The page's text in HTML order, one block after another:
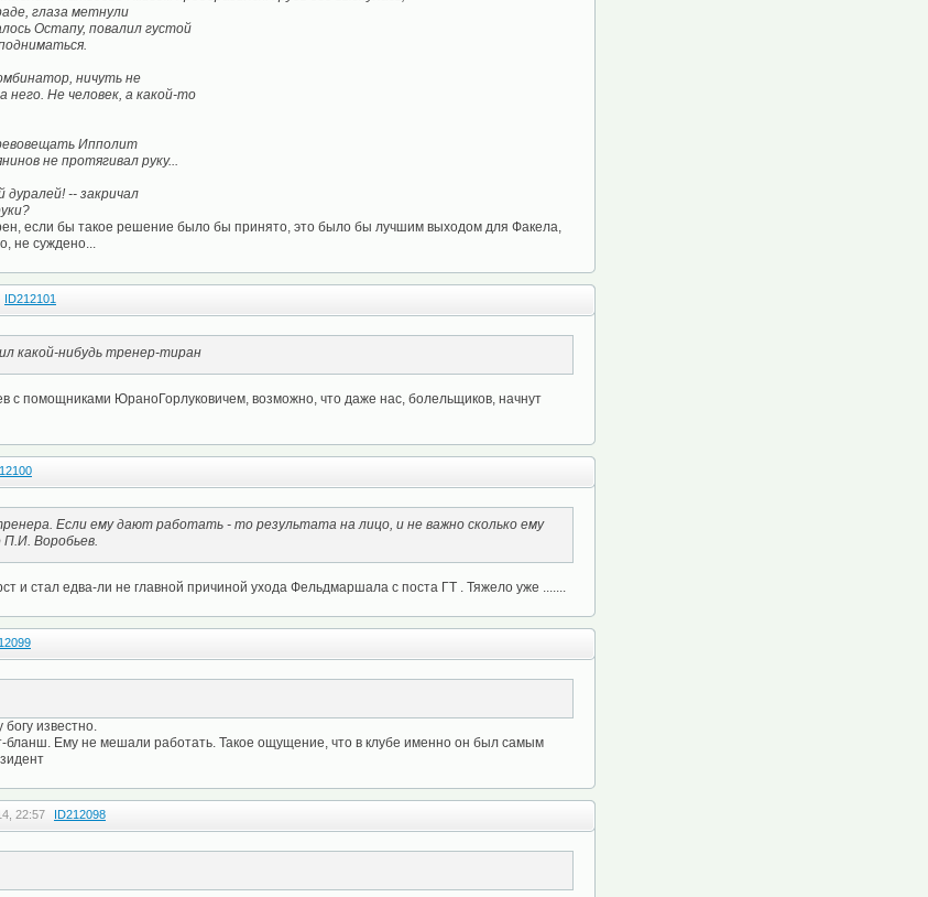
глаза метнули
Остапу, повалил густой
ничуть не
него. Не человек, а какой-то
Ипполит
не протягивал руку...
-- закричал
если бы такое решение было бы принято, это было бы лучшим выходом для Факела,
не суждено...
ID212101
какой-нибудь тренер-тиран
с помощниками ЮраноГорлуковичем, возможно, что даже нас, болельщиков, начнут
Если ему дают работать - то результата на лицо, и не важно сколько ему
Воробьев.
и стал едва-ли не главной причиной ухода Фельдмаршала с поста ГТ . Тяжело уже .......
известно.
Ему не мешали работать. Такое ощущение, что в клубе именно он был самым
22:57 ID212098